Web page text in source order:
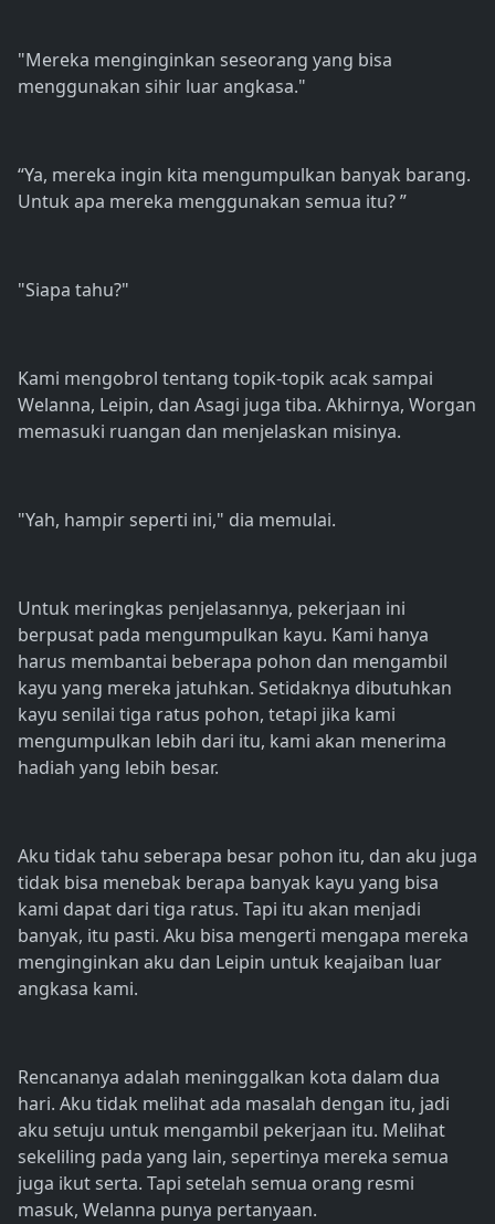
"Mereka menginginkan seseorang yang bisa
menggunakan sihir luar angkasa."
“Ya, mereka ingin kita mengumpulkan banyak barang.
Untuk apa mereka menggunakan semua itu? ”
"Siapa tahu?"
Kami mengobrol tentang topik-topik acak sampai
Welanna, Leipin, dan Asagi juga tiba. Akhirnya, Worgan
memasuki ruangan dan menjelaskan misinya.
"Yah, hampir seperti ini," dia memulai.
Untuk meringkas penjelasannya, pekerjaan ini
berpusat pada mengumpulkan kayu. Kami hanya
harus membantai beberapa pohon dan mengambil
kayu yang mereka jatuhkan. Setidaknya dibutuhkan
kayu senilai tiga ratus pohon, tetapi jika kami
mengumpulkan lebih dari itu, kami akan menerima
hadiah yang lebih besar.
Aku tidak tahu seberapa besar pohon itu, dan aku juga
tidak bisa menebak berapa banyak kayu yang bisa
kami dapat dari tiga ratus. Tapi itu akan menjadi
banyak, itu pasti. Aku bisa mengerti mengapa mereka
menginginkan aku dan Leipin untuk keajaiban luar
angkasa kami.
Rencananya adalah meninggalkan kota dalam dua
hari. Aku tidak melihat ada masalah dengan itu, jadi
aku setuju untuk mengambil pekerjaan itu. Melihat
sekeliling pada yang lain, sepertinya mereka semua
juga ikut serta. Tapi setelah semua orang resmi
masuk, Welanna punya pertanyaan.